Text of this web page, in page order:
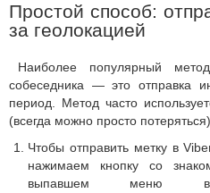
Простой способ:
за геолокацией
Наиболее популярный
собеседника — это отправка
период. Метод часто
(всегда можно просто потеряться).
Чтобы отправить метку в
нажимаем кнопку со
выпавшем меню